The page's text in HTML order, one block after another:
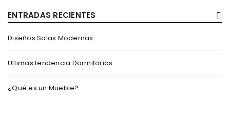
ENTRADAS RECIENTES
Diseños Salas Modernas
Ultimas tendencia Dormitorios
¿Qué es un Mueble?